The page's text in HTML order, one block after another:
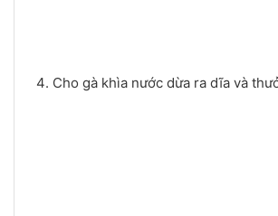
Cho gà khìa nước dừa ra dĩa và